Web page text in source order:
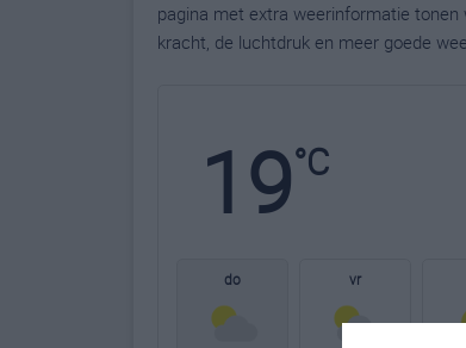
pagina met extra weerinformatie tonen
kracht, de luchtdruk en meer goede
19°C
do vr